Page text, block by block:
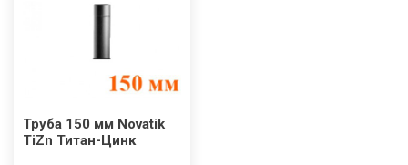
Труба 150 мм Novatik
TiZn Титан-Цинк